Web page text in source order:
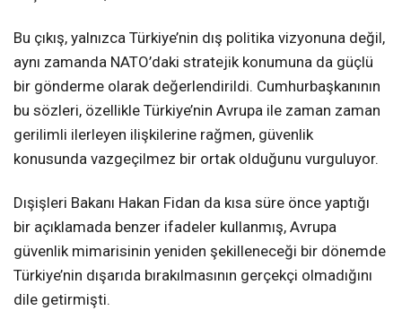
Bu çıkış, yalnızca Türkiye’nin dış politika vizyonuna değil,
aynı zamanda NATO’daki stratejik konumuna da güçlü
bir gönderme olarak değerlendirildi. Cumhurbaşkanının
bu sözleri, özellikle Türkiye’nin Avrupa ile zaman zaman
gerilimli ilerleyen ilişkilerine rağmen, güvenlik
konusunda vazgeçilmez bir ortak olduğunu vurguluyor.
Dışişleri Bakanı Hakan Fidan da kısa süre önce yaptığı
bir açıklamada benzer ifadeler kullanmış, Avrupa
güvenlik mimarisinin yeniden şekilleneceği bir dönemde
Türkiye’nin dışarıda bırakılmasının gerçekçi olmadığını
dile getirmişti.